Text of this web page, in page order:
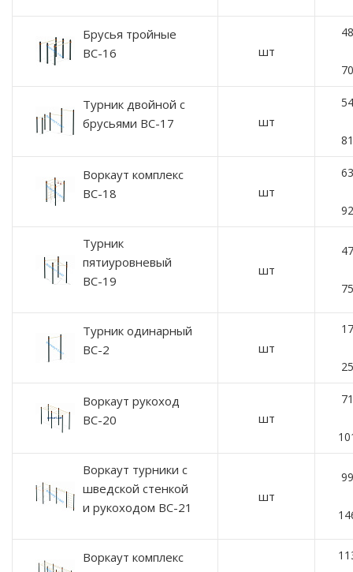
Брусья тройные
ВС-16
шт
Турник двойной с
брусьями ВС-17
шт
Воркаут комплекс
ВC-18
шт
Турник
пятиуровневый
ВС-19
шт
Турник одинарный
ВС-2
шт
Воркаут рукоход
ВС-20
шт
Воркаут турники с
шведской стенкой
и рукоходом ВС-21
шт
Воркаут комплекс